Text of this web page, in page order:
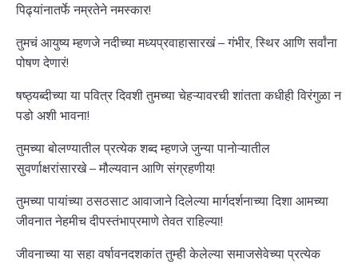
पिढ्यांनातर्फे नम्रतेने नमस्कार!
तुमचं आयुष्य म्हणजे नदीच्या मध्यप्रवाहासारखं – गंभीर, स्थिर आणि सर्वांना
पोषण देणारं!
षष्ठ्यब्दीच्या या पवित्र दिवशी तुमच्या चेहऱ्यावरची शांतता कधीही विरंगुळा न
पडो अशी भावना!
तुमच्या बोलण्यातील प्रत्येक शब्द म्हणजे जुन्या पानोऱ्यातील
सुवर्णाक्षरांसारखे – मौल्यवान आणि संग्रहणीय!
तुमच्या पायांच्या ठसठसाट आवाजाने दिलेल्या मार्गदर्शनाच्या दिशा आमच्या
जीवनात नेहमीच दीपस्तंभाप्रमाणे तेवत राहिल्या!
जीवनाच्या या सहा वर्षावनदशकांत तुम्ही केलेल्या समाजसेवेच्या प्रत्येक